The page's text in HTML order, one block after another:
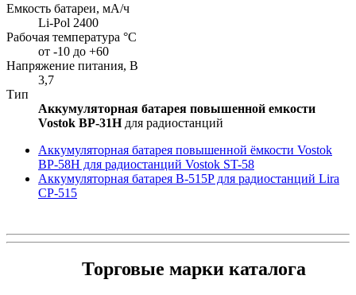
Емкость батареи, мА/ч
Li-Pol 2400
Рабочая температура °С
от -10 до +60
Напряжение питания, В
3,7
Тип
Аккумуляторная батарея повышенной емкости
Vostok BP-31Ндля радиостанций
Аккумуляторная батарея повышенной ёмкости Vostok
BP-58H для радиостанций Vostok ST-58
Аккумуляторная батарея B-515P для радиостанций Lira
CP-515
Торговые марки каталога